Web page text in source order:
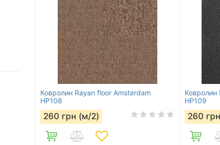
Ковролин Rayan floor Amsterdam
HP108
260 грн (м/2)
Ковролин
HP109
260